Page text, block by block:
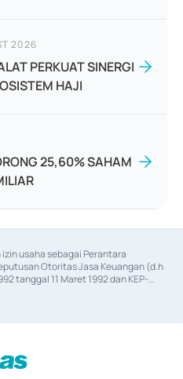
2026
PERKUAT SINERGI
HAJI
25,60% SAHAM
usaha sebagai Perantara
Otoritas Jasa Keuangan (d.h
tanggal 11 Maret 1992 dan KEP-
izin usaha sebagai Penjamin Emisi
Jasa Keuangan Nomor KEP-
Jasa Keuangan Nomor S-
dan beberapa izin usaha lainnya